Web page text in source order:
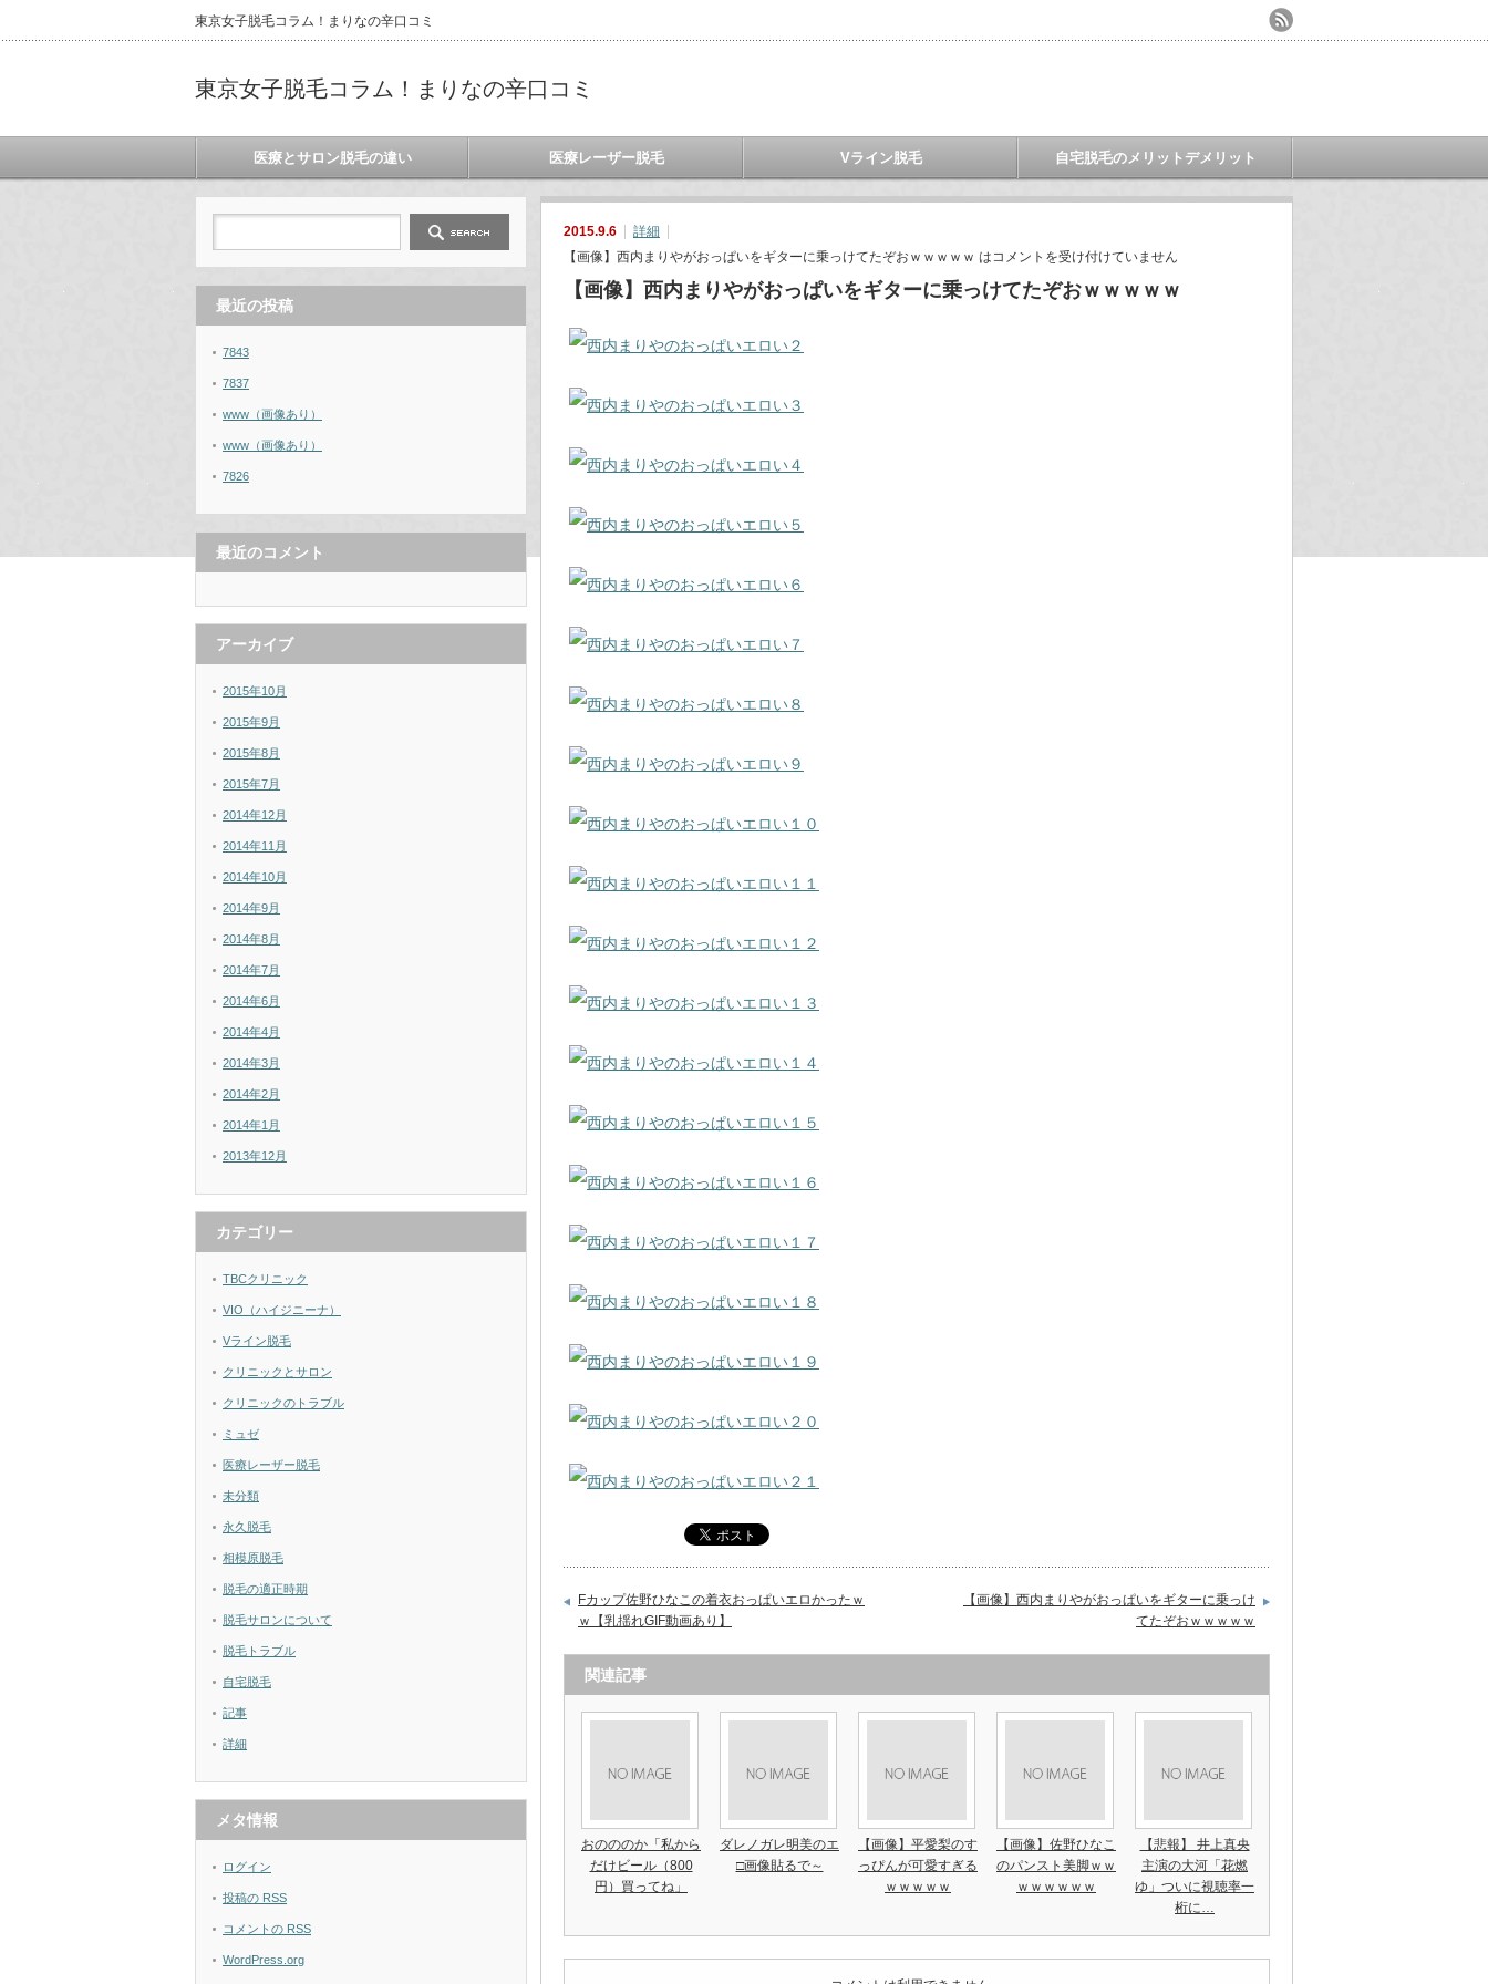
東京女子脱毛コラム！まりなの辛口コミ
東京女子脱毛コラム！まりなの辛口コミ
医療とサロン脱毛の違い 医療レーザー脱毛 Vライン脱毛 自宅脱毛のメリットデメリット
2015.9.6
詳細
【画像】西内まりやがおっぱいをギターに乗っけてたぞおｗｗｗｗｗ はコメントを受け付けていません
【画像】西内まりやがおっぱいをギターに乗っけてたぞおｗｗｗｗｗ
Fカップ佐野ひなこの着衣おっぱいエロかったｗ
ｗ【乳揺れGIF動画あり】
【画像】西内まりやがおっぱいをギターに乗っけ
てたぞおｗｗｗｗｗ
関連記事
おのののか「私から
だけビール（800
円）買ってね」
ダレノガレ明美のエ
□画像貼るで～
【画像】平愛梨のす
っぴんが可愛すぎる
ｗｗｗｗｗ
【画像】佐野ひなこ
のパンスト美脚ｗｗ
ｗｗｗｗｗｗ
【悲報】 井上真央
主演の大河「花燃
ゆ」ついに視聴率一
桁に…
最近の投稿
7843
7837
www（画像あり）
www（画像あり）
7826
最近のコメント
アーカイブ
2015年10月
2015年9月
2015年8月
2015年7月
2014年12月
2014年11月
2014年10月
2014年9月
2014年8月
2014年7月
2014年6月
2014年4月
2014年3月
2014年2月
2014年1月
2013年12月
カテゴリー
TBCクリニック
VIO（ハイジニーナ）
Vライン脱毛
クリニックとサロン
クリニックのトラブル
ミュゼ
医療レーザー脱毛
未分類
永久脱毛
相模原脱毛
脱毛の適正時期
脱毛サロンについて
脱毛トラブル
自宅脱毛
記事
詳細
メタ情報
ログイン
投稿の RSS
コメントの RSS
WordPress.org